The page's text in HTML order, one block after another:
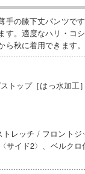
の膝下丈パンツで
。適度なハリ・コ
秋に着用できます。
トップ［はっ水加工］
レッチ / フロントジ
サイド2〉、ベルクロ